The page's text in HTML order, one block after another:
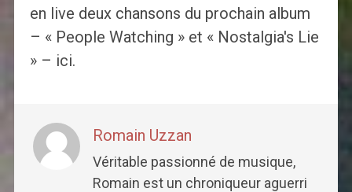
en live deux chansons du prochain album
– « People Watching » et « Nostalgia's Lie
» – ici.
Romain Uzzan
Véritable passionné de musique,
Romain est un chroniqueur aguerri